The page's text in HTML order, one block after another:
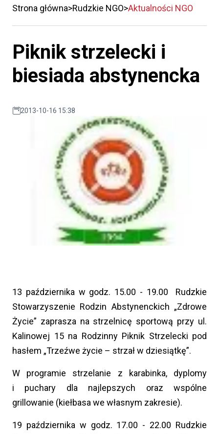
Strona główna Rudzkie NGO Aktualności NGO
Piknik strzelecki i
biesiada abstynencka
2013-10-16 15:38
13 października w godz. 15.00 - 19.00 Rudzkie
Stowarzyszenie Rodzin Abstynenckich „Zdrowe
Życie” zaprasza na strzelnicę sportową przy ul.
Kalinowej 15 na Rodzinny Piknik Strzelecki pod
hasłem „Trzeźwe życie – strzał w dziesiątkę”.
W programie strzelanie z karabinka, dyplomy
i puchary dla najlepszych oraz wspólne
grillowanie (kiełbasa we własnym zakresie).
19 października w godz. 17.00 - 22.00 Rudzkie